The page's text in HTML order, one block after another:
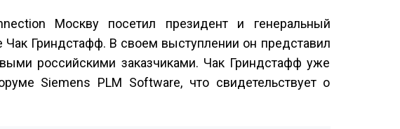
Москву посетил президент и генеральный
Гриндстафф. В своем выступлении он представил
российскими заказчиками. Чак Гриндстафф уже
Siemens PLM Software, что свидетельствует о